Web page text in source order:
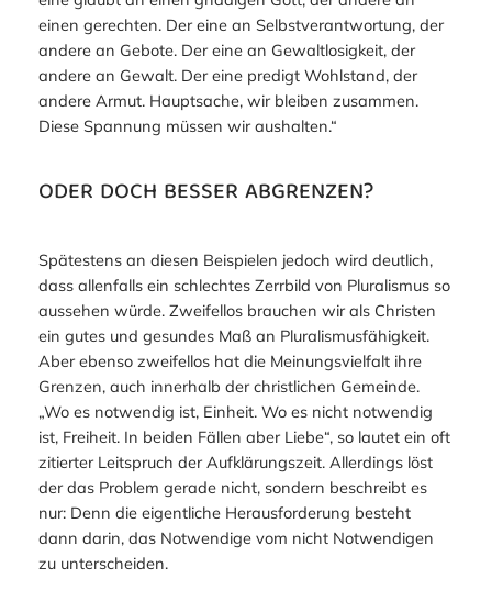
einen gerechten. Der eine an Selbstverantwortung, der
andere an Gebote. Der eine an Gewaltlosigkeit, der
andere an Gewalt. Der eine predigt Wohlstand, der
andere Armut. Hauptsache, wir bleiben zusammen.
DieseSpannung müssen wir aushalten.“
ODER DOCH BESSER ABGRENZEN?
Spätestens an diesen Beispielen jedoch wird deutlich,
dass allenfalls ein schlechtes Zerrbild von Pluralismus so
aussehen würde. Zweifellos brauchen wir als Christen
ein gutes und gesundes Maß an Pluralismusfähigkeit.
Aber ebenso zweifellos hat die Meinungsvielfalt ihre
Grenzen, auch innerhalb der christlichen Gemeinde.
„Wo es notwendig ist, Einheit. Wo es nicht notwendig
ist, Freiheit. In beiden Fällen aber Liebe“, so lautet ein oft
zitierter Leitspruch der Aufklärungszeit. Allerdings löst
der das Problem gerade nicht, sondern beschreibt es
nur: Denn die eigentliche Herausforderung besteht
dann darin, das Notwendige vom nicht Notwendigen
zu unterscheiden.